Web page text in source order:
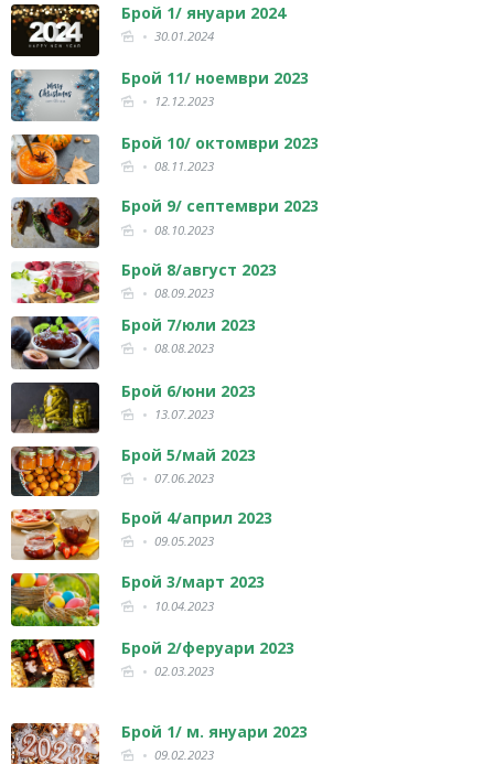
Брой 1/ януари 2024
30.01.2024
Брой 11/ ноември 2023
12.12.2023
Брой 10/ октомври 2023
08.11.2023
Брой 9/ септември 2023
08.10.2023
Брой 8/август 2023
08.09.2023
Брой 7/юли 2023
08.08.2023
Брой 6/юни 2023
13.07.2023
Брой 5/май 2023
07.06.2023
Брой 4/април 2023
09.05.2023
Брой 3/март 2023
10.04.2023
Брой 2/феруари 2023
02.03.2023
Брой 1/ м. януари 2023
09.02.2023